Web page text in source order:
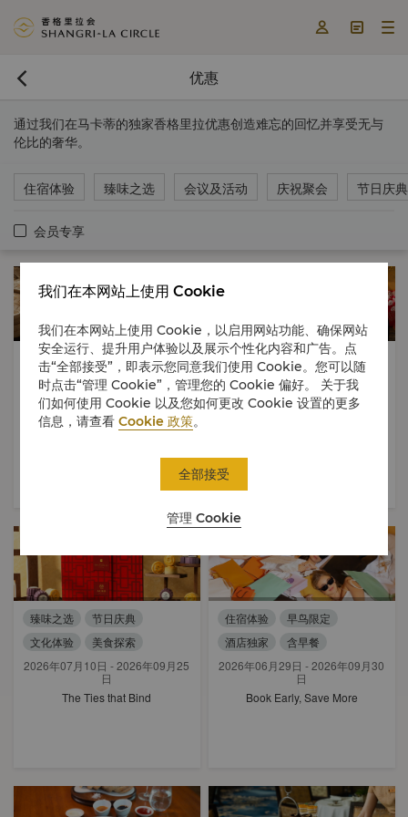
  
 优惠
通过我们在马卡蒂的独家香格里拉优惠创造难忘的回忆并享受无与
伦比的奢华。
住宿体验 臻味之选 会议及活动 庆祝聚会 节日庆典
会员专享
Culinary Delights
Festive Delights
Cultural Immersion
Gourmet Discovery
臻味之选
节日庆典
文化体验
美食探索
2026年07月10日 - 2026年09月25
臻味之选
节日庆典
文化体验
美食探索
2026年07月10日 - 2026年09月25
日
The Ties that Bind
住宿体验
早鸟限定
酒店独家
含早餐
2026年06月29日 - 2026年09月30
日
Book Early, Save More
我们在本网站上使用 Cookie
我们在本网站上使用 Cookie，以启用网站功能、确保网站
安全运行、提升用户体验以及展示个性化内容和广告。点
击“全部接受”，即表示您同意我们使用 Cookie。您可以随
时点击“管理 Cookie”，管理您的 Cookie 偏好。 关于我
们如何使用 Cookie 以及您如何更改 Cookie 设置的更多
信息，请查看Cookie 政策。
管理 Cookie
全部接受